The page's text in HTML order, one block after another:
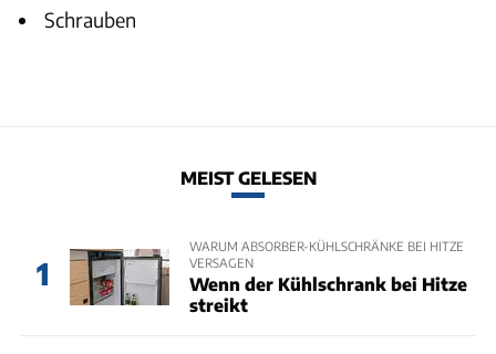
Schrauben
MEIST GELESEN
1
WARUM ABSORBER-KÜHLSCHRÄNKE BEI HITZE
VERSAGEN
Wenn der Kühlschrank bei Hitze
streikt